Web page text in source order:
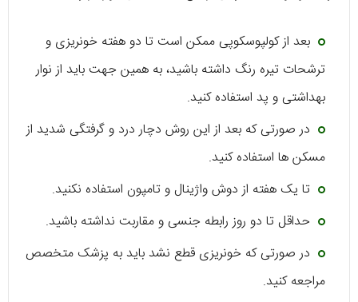
بعد از کولپوسکوپی ممکن است تا دو هفته خونریزی و
ترشحات تیره رنگ داشته باشید، به همین جهت باید از نوار
بهداشتی و پد استفاده کنید.
در صورتی که بعد از این روش دچار درد و گرفتگی شدید از
مسکن ها استفاده کنید.
تا یک هفته از دوش واژینال و تامپون استفاده نکنید.
حداقل تا دو روز رابطه جنسی و مقاربت نداشته باشید.
در صورتی که خونریزی قطع نشد باید به پزشک متخصص
مراجعه کنید.